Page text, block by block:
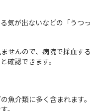
気が出ないなどの「うつっ
せんので、病院で採血する
確認できます。
魚介類に多く含まれます。
。